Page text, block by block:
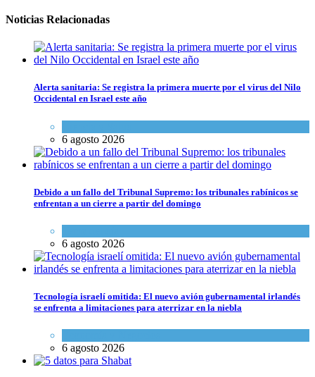
Noticias Relacionadas
Alerta sanitaria: Se registra la primera muerte por el virus del Nilo
Occidental en Israel este año
6 agosto 2026
Debido a un fallo del Tribunal Supremo: los tribunales rabínicos se
enfrentan a un cierre a partir del domingo
6 agosto 2026
Tecnología israelí omitida: El nuevo avión gubernamental irlandés
se enfrenta a limitaciones para aterrizar en la niebla
6 agosto 2026